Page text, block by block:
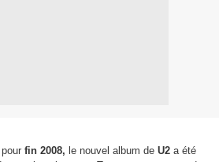
fin 2008, le nouvel album de U2a été